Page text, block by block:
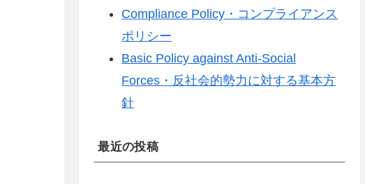
Compliance Policy・コンプライアンス
ポリシー
Basic Policy against Anti-Social
Forces・反社会的勢力に対する基本方
針
最近の投稿